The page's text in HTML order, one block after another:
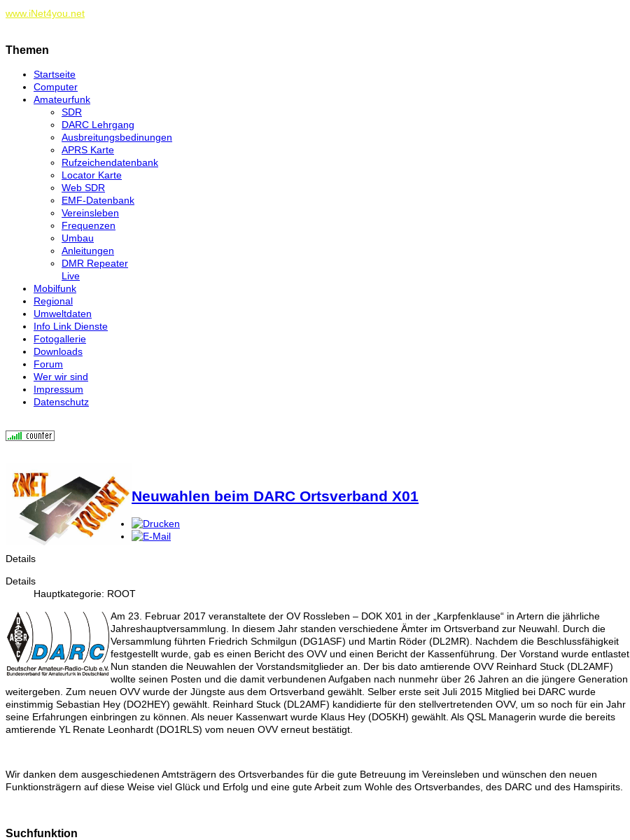
www.iNet4you.net
Themen
Startseite
Computer
Amateurfunk
SDR
DARC Lehrgang
Ausbreitungsbedinungen
APRS Karte
Rufzeichendatenbank
Locator Karte
Web SDR
EMF-Datenbank
Vereinsleben
Frequenzen
Umbau
Anleitungen
DMR Repeater
Live
Mobilfunk
Regional
Umweltdaten
Info Link Dienste
Fotogallerie
Downloads
Forum
Wer wir sind
Impressum
Datenschutz
Neuwahlen beim DARC Ortsverband X01
Details
Details
Hauptkategorie: ROOT
Am 23. Februar 2017 veranstaltete der OV Rossleben – DOK X01 in der „Karpfenklause“ in Artern die jährliche
Jahreshauptversammlung. In diesem Jahr standen verschiedene Ämter im Ortsverband zur Neuwahl. Durch die
Versammlung führten Friedrich Schmilgun (DG1ASF) und Martin Röder (DL2MR). Nachdem die Beschlussfähigkeit
festgestellt wurde, gab es einen Bericht des OVV und einen Bericht der Kassenführung. Der Vorstand wurde entlastet.
Nun standen die Neuwahlen der Vorstandsmitglieder an. Der bis dato amtierende OVV Reinhard Stuck (DL2AMF)
wollte seinen Posten und die damit verbundenen Aufgaben nach nunmehr über 26 Jahren an die jüngere Generation
weitergeben. Zum neuen OVV wurde der Jüngste aus dem Ortsverband gewählt. Selber erste seit Juli 2015 Mitglied bei DARC wurde
einstimmig Sebastian Hey (DO2HEY) gewählt. Reinhard Stuck (DL2AMF) kandidierte für den stellvertretenden OVV, um so noch für ein Jahr
seine Erfahrungen einbringen zu können. Als neuer Kassenwart wurde Klaus Hey (DO5KH) gewählt. Als QSL Managerin wurde die bereits
amtierende YL Renate Leonhardt (DO1RLS) vom neuen OVV erneut bestätigt.
Wir danken dem ausgeschiedenen Amtsträgern des Ortsverbandes für die gute Betreuung im Vereinsleben und wünschen den neuen
Funktionsträgern auf diese Weise viel Glück und Erfolg und eine gute Arbeit zum Wohle des Ortsverbandes, des DARC und des Hamspirits.
Suchfunktion